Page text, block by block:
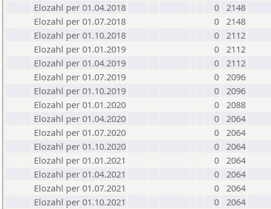
Elozahl per 01.04.2018
0 2148
Elozahl per 01.07.2018
0 2148
Elozahl per 01.10.2018
0 2112
Elozahl per 01.01.2019
0 2112
Elozahl per 01.04.2019
0 2112
Elozahl per 01.07.2019
0 2096
Elozahl per 01.10.2019
0 2096
Elozahl per 01.01.2020
0 2088
Elozahl per 01.04.2020
0 2064
Elozahl per 01.07.2020
0 2064
Elozahl per 01.10.2020
0 2064
Elozahl per 01.01.2021
0 2064
Elozahl per 01.04.2021
0 2064
Elozahl per 01.07.2021
0 2064
Elozahl per 01.10.2021
0 2064